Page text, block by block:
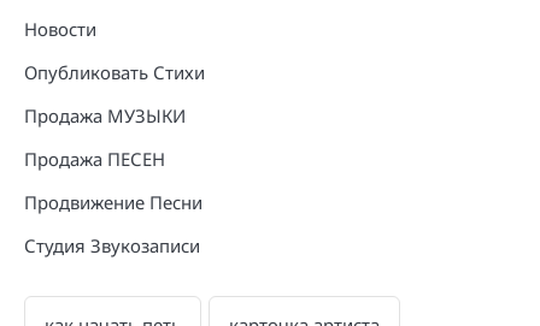
Новости
Опубликовать Стихи
Продажа МУЗЫКИ
Продажа ПЕСЕН
Продвижение Песни
Студия Звукозаписи